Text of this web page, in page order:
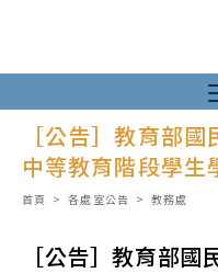
至
主
［公告］教育部
中等教育階段學生
首頁 > 各處室公告 > 教務處
［公告］教育部